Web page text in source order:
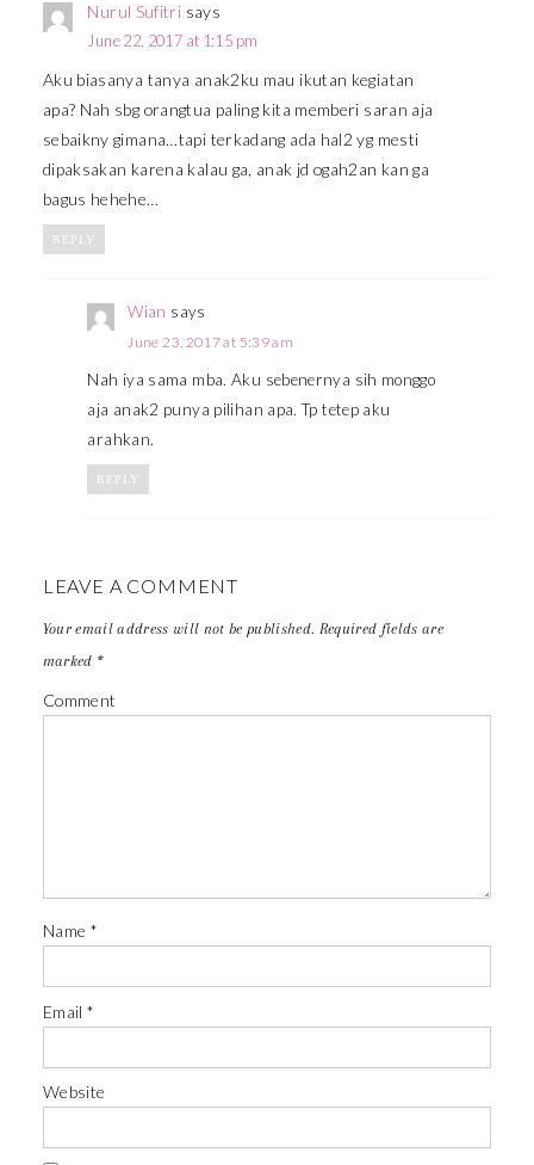
Nurul Sufitri says
June 22, 2017 at 1:15 pm
Aku biasanya tanya anak2ku mau ikutan kegiatan
apa? Nah sbg orangtua paling kita memberi saran aja
sebaikny gimana…tapi terkadang ada hal2 yg mesti
dipaksakan karena kalau ga, anak jd ogah2an kan ga
bagus hehehe…
REPLY
Wian says
June 23, 2017 at 5:39 am
Nah iya sama mba. Aku sebenernya sih monggo
aja anak2 punya pilihan apa. Tp tetep aku
arahkan.
REPLY
LEAVE A COMMENT
Your email address will not be published. Required fields are
marked *
Comment
Name *
Email*
Website